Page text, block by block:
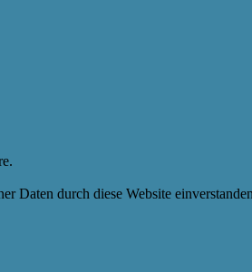
Daten durch diese Website